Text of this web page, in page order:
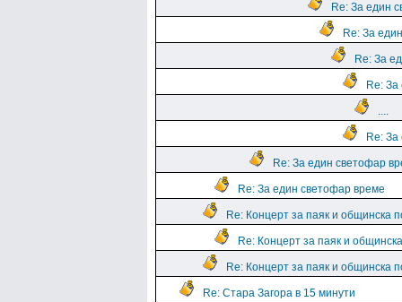
Re: За един
Re: За
Re: За
Re:
....
Re:
Re: За един светофар
Re: За един светофар време
Re: Концерт за паяк и общинска
Re: Концерт за паяк и
Re: Концерт за паяк и общинска
Re: Стара Загора в 15 минути